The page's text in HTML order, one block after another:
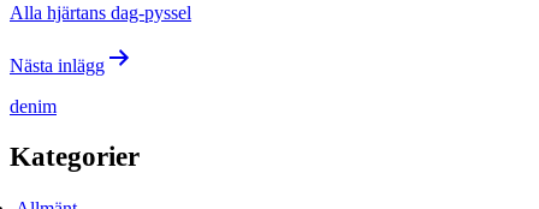
Alla hjärtans dag-pyssel
Nästa inlägg
denim
Kategorier